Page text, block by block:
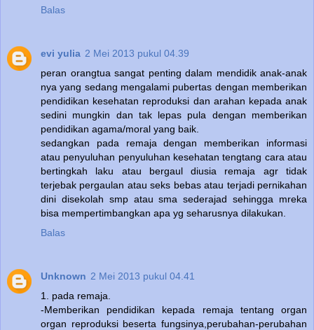
Balas
evi yulia 2 Mei 2013 pukul 04.39
peran orangtua sangat penting dalam mendidik anak-anak
nya yang sedang mengalami pubertas dengan memberikan
pendidikan kesehatan reproduksi dan arahan kepada anak
sedini mungkin dan tak lepas pula dengan memberikan
pendidikan agama/moral yang baik.
sedangkan pada remaja dengan memberikan informasi
atau penyuluhan penyuluhan kesehatan tengtang cara atau
bertingkah laku atau bergaul diusia remaja agr tidak
terjebak pergaulan atau seks bebas atau terjadi pernikahan
dini disekolah smp atau sma sederajad sehingga mreka
bisa mempertimbangkan apa yg seharusnya dilakukan.
Balas
Unknown 2 Mei 2013 pukul 04.41
1. pada remaja.
-Memberikan pendidikan kepada remaja tentang organ
organ reproduksi beserta fungsinya,perubahan-perubahan